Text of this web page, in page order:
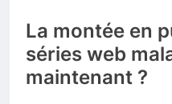
La montée en
séries web
maintenant ?